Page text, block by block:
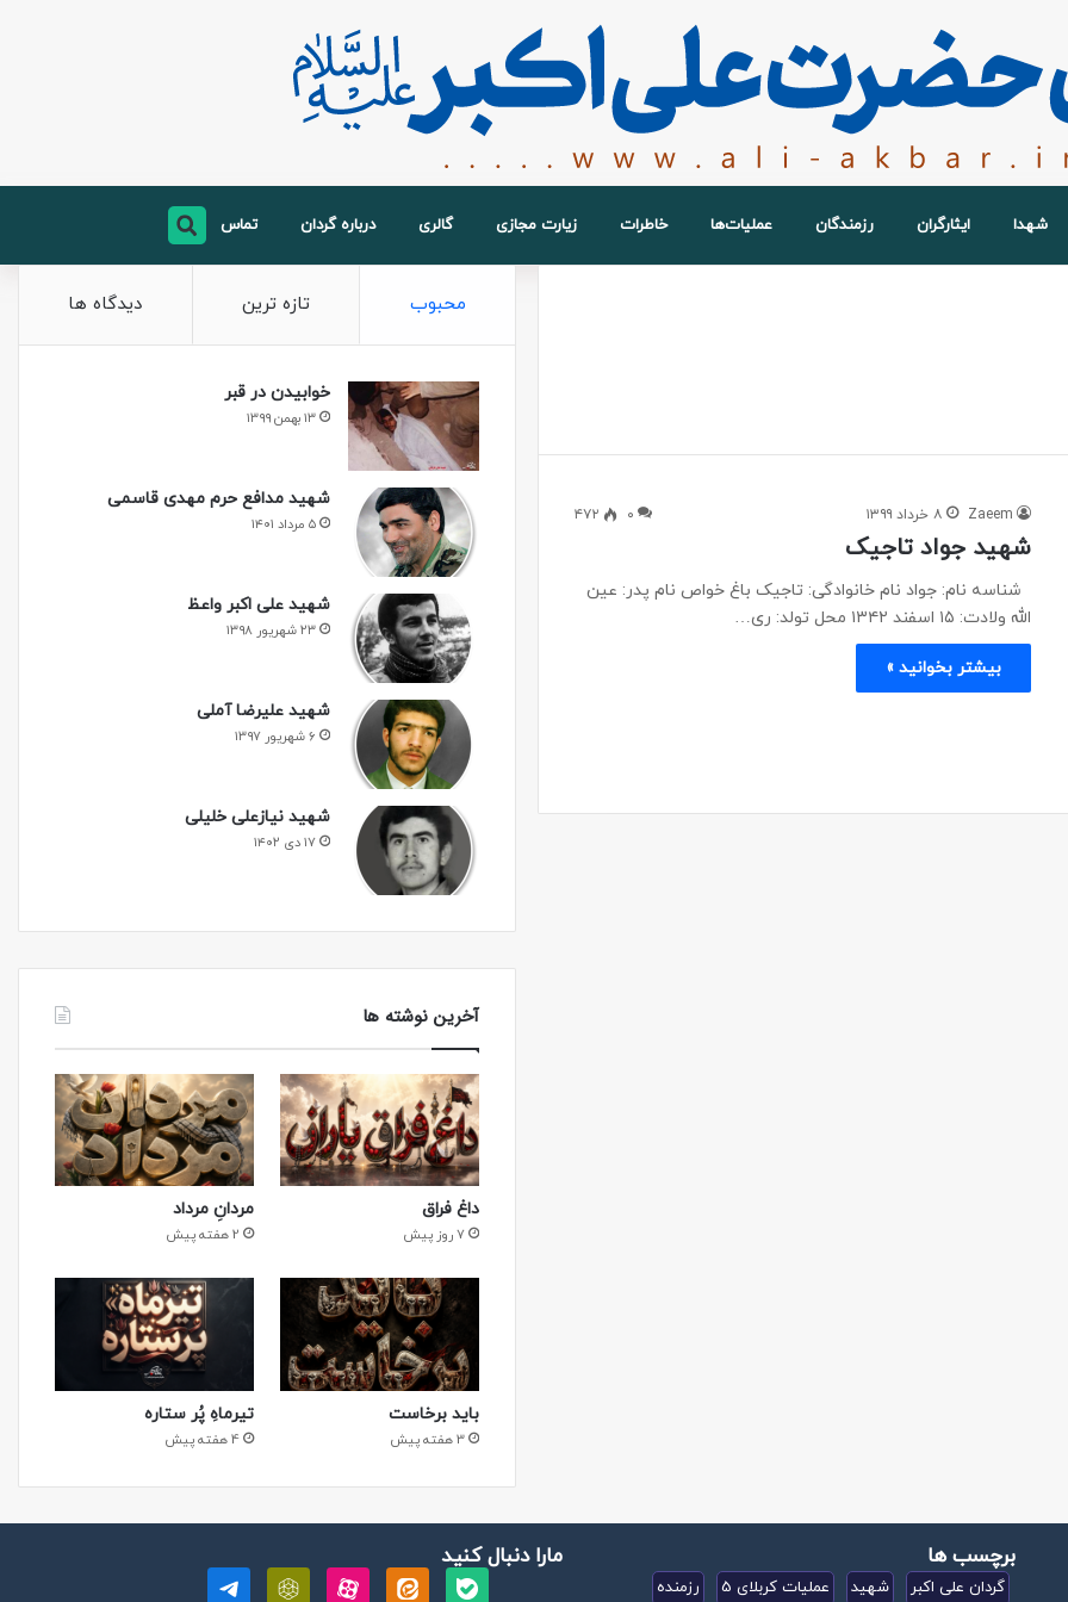
شهدا ایثارگران رزمندگان عملیات‌ها خاطرات زیارت مجازی گالری درباره گردان تماس
Zaeem ۸ خرداد ۱۳۹۹ ۰ ۴۷۲
شهید جواد تاجیک
شناسه نام: جواد نام خانوادگی: تاجیک باغ خواص نام پدر: عین
الله ولادت: ۱۵ اسفند ۱۳۴۲ محل تولد: ری…
بیشتر بخوانید »
محبوب تازه ترین دیدگاه ها
خوابیدن در قبر
۱۳ بهمن ۱۳۹۹
شهید مدافع حرم مهدی قاسمی
۵ مرداد ۱۴۰۱
شهید علی اکبر واعظ
۲۳ شهریور ۱۳۹۸
شهید علیرضا آملی
۶ شهریور ۱۳۹۷
شهید نیازعلی خلیلی
۱۷ دی ۱۴۰۲
آخرین نوشته ها
داغ فراق
7 روز پیش
مردانِ مرداد
2 هفته پیش
باید برخاست
3 هفته پیش
تیرماهِ پُر ستاره
4 هفته پیش
برچسب ها
گردان علی اکبر شهید عملیات کربلای 5 رزمنده
مارا دنبال کنید